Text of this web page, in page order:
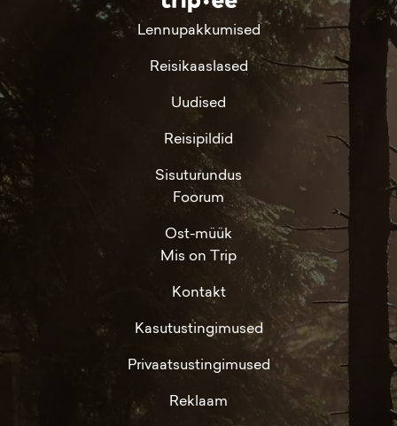
Lennupakkumised
Reisikaaslased
Uudised
Reisipildid
Sisuturundus
Foorum
Ost-müük
Mis on Trip
Kontakt
Kasutustingimused
Privaatsustingimused
Reklaam